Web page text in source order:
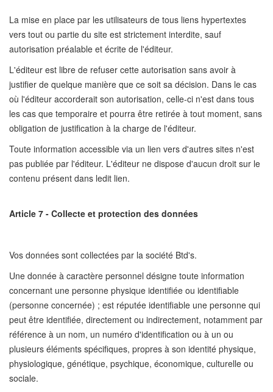
La mise en place par les utilisateurs de tous liens hypertextes
vers tout ou partie du site est strictement interdite, sauf
autorisation préalable et écrite de l'éditeur.
L'éditeur est libre de refuser cette autorisation sans avoir à
justifier de quelque manière que ce soit sa décision. Dans le cas
où l'éditeur accorderait son autorisation, celle-ci n'est dans tous
les cas que temporaire et pourra être retirée à tout moment, sans
obligation de justification à la charge de l'éditeur.
Toute information accessible via un lien vers d'autres sites n'est
pas publiée par l'éditeur. L'éditeur ne dispose d'aucun droit sur le
contenu présent dans ledit lien.
Article 7 - Collecte et protection des données
Vos données sont collectées par la société Btd's.
Une donnée à caractère personnel désigne toute information
concernant une personne physique identifiée ou identifiable
(personne concernée) ; est réputée identifiable une personne qui
peut être identifiée, directement ou indirectement, notamment par
référence à un nom, un numéro d'identification ou à un ou
plusieurs éléments spécifiques, propres à son identité physique,
physiologique, génétique, psychique, économique, culturelle ou
sociale.